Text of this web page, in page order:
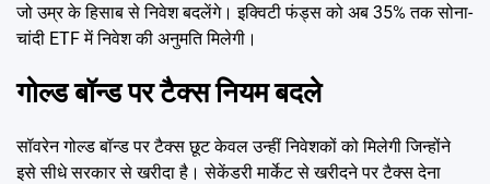
जो उम्र के हिसाब से निवेश बदलेंगे। इक्विटी फंड्स को अब 35% तक सोना-
चांदी ETF में निवेश की अनुमति मिलेगी।
गोल्ड बॉन्ड पर टैक्स नियम बदले
सॉवरेन गोल्ड बॉन्ड पर टैक्स छूट केवल उन्हीं निवेशकों को मिलेगी जिन्होंने
इसे सीधे सरकार से खरीदा है। सेकेंडरी मार्केट से खरीदने पर टैक्स देना